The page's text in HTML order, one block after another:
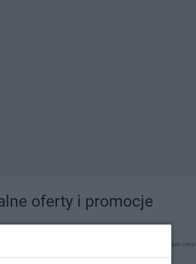
oferty i promocje
znane super- i hipermarkety. Najlepsze promocje i najniższe ceny!